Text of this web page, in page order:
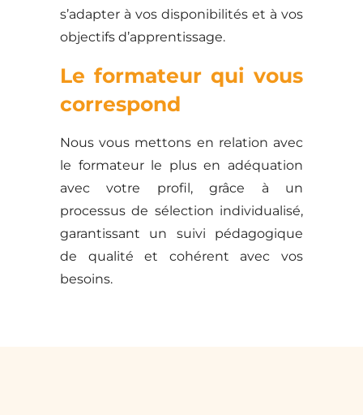
s’adapter à vos disponibilités et à vos
objectifs d’apprentissage.
Le formateur qui vous
correspond
Nous vous mettons en relation avec
le formateur le plus en adéquation
avec votre profil, grâce à un
processus de sélection individualisé,
garantissant un suivi pédagogique
de qualité et cohérent avec vos
besoins.